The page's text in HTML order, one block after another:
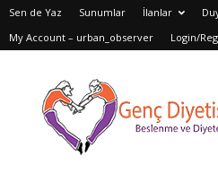
Sen de Yaz Sunumlar İlanlar
My Account – urban_observer
Login/
Genç
Diyetisyenler